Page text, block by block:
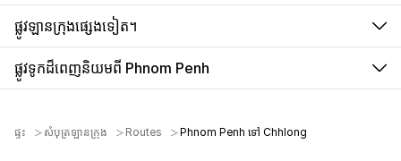
ផ្លូវឡានក្រុងផ្សេងទៀត។
ផ្លូវទូកដ៏ពេញនិយមពី Phnom Penh
ផ្ទះ សំបុត្រឡានក្រុង Routes Phnom Penh ទៅ Chhlong